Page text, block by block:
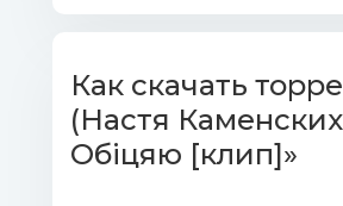
Как скачать
(Настя
Обіцяю [клип]»